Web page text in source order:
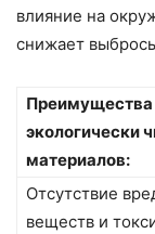
влияние на
снижает
Преимущества
экологически
материалов:
Отсутствие
веществ и